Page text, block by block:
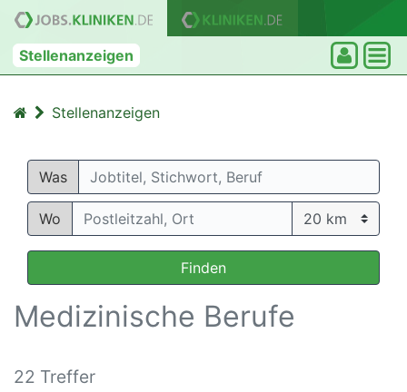
Stellenanzeigen
Stellenanzeigen
Was
Wo
Finden
Medizinische Berufe
22 Treffer